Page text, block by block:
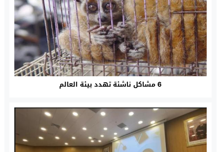
6 مشاكل ناشئة تهدد بيئة العالم